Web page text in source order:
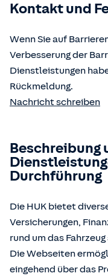
Kontakt und
Wenn Sie auf
Verbesserung der
Dienstleistungen
Rückmeldung.
Nachricht schreiben
Beschreibung
Durchführung
Die HUK bietet
Versicherungen,
rund um das Fahrzeug
Die Webseiten
eingehend über das